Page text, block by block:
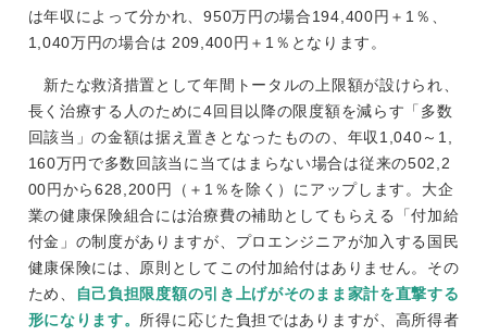
は年収によって分かれ、950万円の場合194,400円＋1％、
1,040万円の場合は 209,400円＋1％となります。
新たな救済措置として年間トータルの上限額が設けられ、
長く治療する人のために4回目以降の限度額を減らす「多数
回該当」の金額は据え置きとなったものの、年収1,040～1,
160万円で多数回該当に当てはまらない場合は従来の502,2
00円から628,200円（＋1％を除く）にアップします。大企
業の健康保険組合には治療費の補助としてもらえる「付加給
付金」の制度がありますが、プロエンジニアが加入する国民
健康保険には、原則としてこの付加給付はありません。その
ため、
自己負担限度額の引き上げがそのまま家計を直撃する
形になります。 所得に応じた負担ではありますが、高所得者